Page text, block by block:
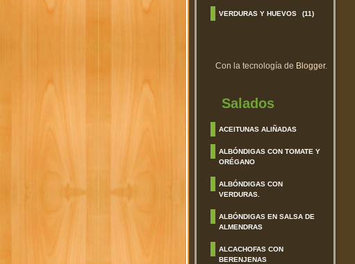
VERDURAS Y HUEVOS (11)
Con la tecnología de Blogger.
Salados
ACEITUNAS ALIÑADAS
ALBÓNDIGAS CON TOMATE Y
ORÉGANO
ALBÓNDIGAS CON
VERDURAS.
ALBÓNDIGAS EN SALSA DE
ALMENDRAS
ALCACHOFAS CON
BERENJENAS